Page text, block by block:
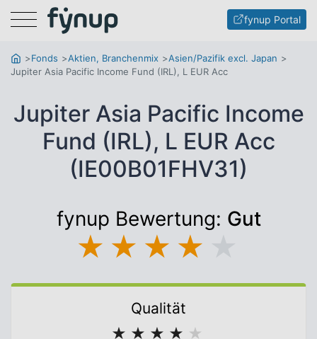
Menu fynup Portal
Fonds Aktien, Branchenmix
Asien/Pazifik excl. Japan
Jupiter Asia Pacific Income Fund (IRL), L EUR Acc
Jupiter Asia Pacific Income
Fund (IRL), L EUR Acc
(IE00B01FHV31)
fynup Bewertung: Gut
★ ★ ★ ★
Qualität
★ ★ ★ ★ ★